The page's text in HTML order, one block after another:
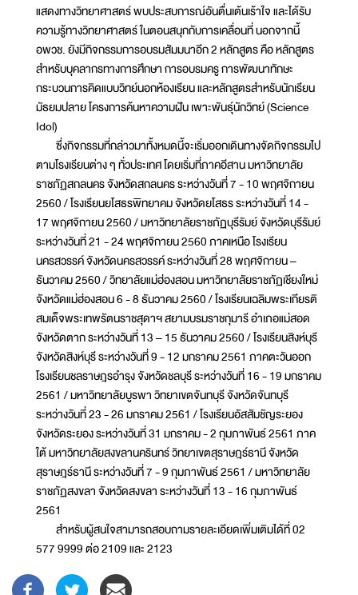
แสดงทางวิทยาศาสตร์ พบประสบการณ์อันตื่นเต้นเร้าใจ และได้รับ
ความรู้ทางวิทยาศาสตร์ ในตอนสนุกกับการเคลื่อนที่ นอกจากนี้
อพวช. ยังมีกิจกรรมการอบรมสัมมนาอีก 2 หลักสูตร คือ หลักสูตร
สำหรับบุคลากรทางการศึกษา การอบรมครู การพัฒนาทักษะ
กระบวนการคิดแบบวิทย์นอกห้องเรียน และหลักสูตรสำหรับนักเรียน
มัธยมปลาย โครงการค้นหาความฝัน เพาะพันธุ์นักวิทย์ (Science
Idol)
ซึ่งกิจกรรมที่กล่าวมาทั้งหมดนี้จะเริ่มออกเดินทางจัดกิจกรรมไป
ตามโรงเรียนต่าง ๆ ทั่วประเทศ โดยเริ่มที่ภาคอีสาน มหาวิทยาลัย
ราชภัฏสกลนคร จังหวัดสกลนคร ระหว่างวันที่ 7 - 10 พฤศจิกายน
2560 / โรงเรียนยโสธรพิทยาคม จังหวัดยโสธร ระหว่างวันที่ 14 -
17 พฤศจิกายน 2560 / มหาวิทยาลัยราชภัฏบุรีรัมย์ จังหวัดบุรีรัมย์
ระหว่างวันที่ 21 - 24 พฤศจิกายน 2560 ภาคเหนือ โรงเรียน
นครสวรรค์ จังหวัดนครสวรรค์ ระหว่างวันที่ 28 พฤศจิกายน –
ธันวาคม 2560 / วิทยาลัยแม่ฮ่องสอน มหาวิทยาลัยราชภัฏเชียงใหม่
จังหวัดแม่ฮ่องสอน 6 - 8 ธันวาคม 2560 / โรงเรียนเฉลิมพระเกียรติ
สมเด็จพระเทพรัตนราชสุดาฯ สยามบรมราชกุมารี อำเภอแม่สอด
จังหวัดตาก ระหว่างวันที่ 13 – 15 ธันวาคม 2560 / โรงเรียนสิงห์บุรี
จังหวัดสิงห์บุรี ระหว่างวันที่ 9 - 12 มกราคม 2561 ภาคตะวันออก
โรงเรียนชลราษฎรอำรุง จังหวัดชลบุรี ระหว่างวันที่ 16 - 19 มกราคม
2561 / มหาวิทยาลัยบูรพา วิทยาเขตจันทบุรี จังหวัดจันทบุรี
ระหว่างวันที่ 23 - 26 มกราคม 2561 / โรงเรียนอัสสัมชัญระยอง
จังหวัดระยอง ระหว่างวันที่ 31 มกราคม - 2 กุมภาพันธ์ 2561 ภาค
ใต้ มหาวิทยาลัยสงขลานครินทร์ วิทยาเขตสุราษฎร์ธานี จังหวัด
สุราษฎร์ธานี ระหว่างวันที่ 7 - 9 กุมภาพันธ์ 2561 / มหาวิทยาลัย
ราชภัฏสงขลา จังหวัดสงขลา ระหว่างวันที่ 13 - 16 กุมภาพันธ์
2561
สำหรับผู้สนใจสามารถสอบถามรายละเอียดเพิ่มเติมได้ที่ 02
577 9999 ต่อ 2109 และ 2123